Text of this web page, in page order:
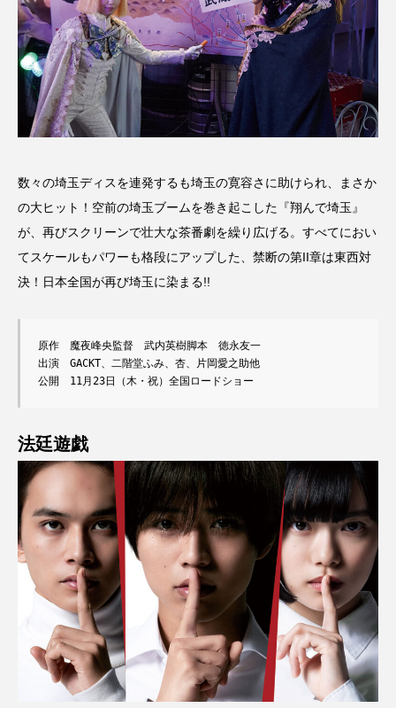
数々の埼玉ディスを連発するも埼玉の寛容さに助けられ、まさか
の大ヒット！空前の埼玉ブームを巻き起こした『翔んで埼玉』
が、再びスクリーンで壮大な茶番劇を繰り広げる。すべてにおい
てスケールもパワーも格段にアップした、禁断の第II章は東西対
決！日本全国が再び埼玉に染まる!!
原作　魔夜峰央監督　武内英樹脚本　徳永友一
出演　GACKT、二階堂ふみ、杏、片岡愛之助他
公開　11月23日（木・祝）全国ロードショー
法廷遊戯